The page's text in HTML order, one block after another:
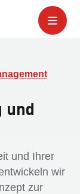
und
und Ihrer
wir
zur